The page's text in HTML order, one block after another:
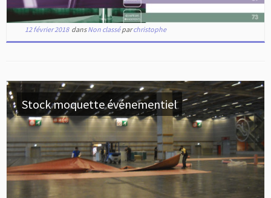
12 février 2018dansNon classéparchristophe
Stock moquette événementiel